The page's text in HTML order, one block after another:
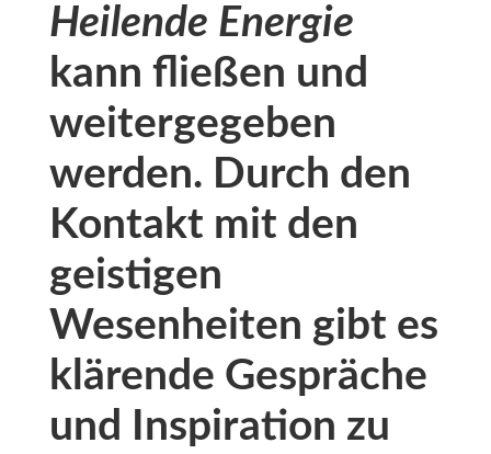
Heilende Energie
kann fließen und
weitergegeben
werden. Durch den
Kontakt mit den
geistigen
Wesenheiten gibt es
klärende Gespräche
und Inspiration zu